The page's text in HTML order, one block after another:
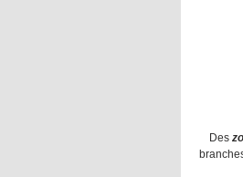
Des